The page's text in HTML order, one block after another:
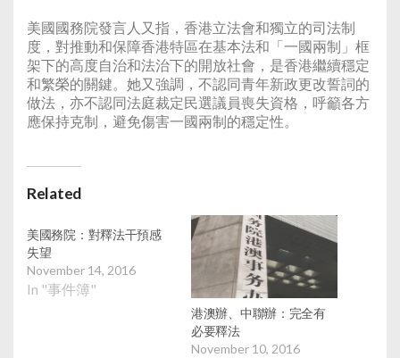
美國國務院發言人又指，香港立法會和獨立的司法制
度，對推動和保障香港特區在基本法和「一國兩制」框
架下的高度自治和法治下的開放社會，是香港繼續穩定
和繁榮的關鍵。她又強調，不認同青年新政更改誓詞的
做法，亦不認同法庭裁定民選議員喪失資格，呼籲各方
應保持克制，避免傷害一國兩制的穩定性。
Related
美國務院：對釋法干預感
失望
November 14, 2016
In "事件簿"
港澳辦、中聯辦：完全有
必要釋法
November 10, 2016